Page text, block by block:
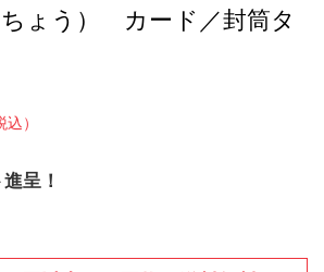
ょう） カード／封筒タ
込）
呈！